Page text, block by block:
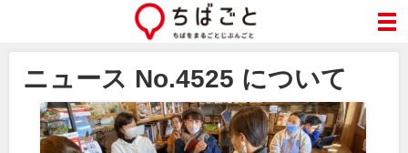
ニュース No.4525 について